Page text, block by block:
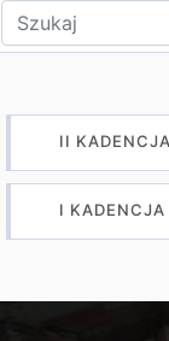
Wpisz tekst do
II
I